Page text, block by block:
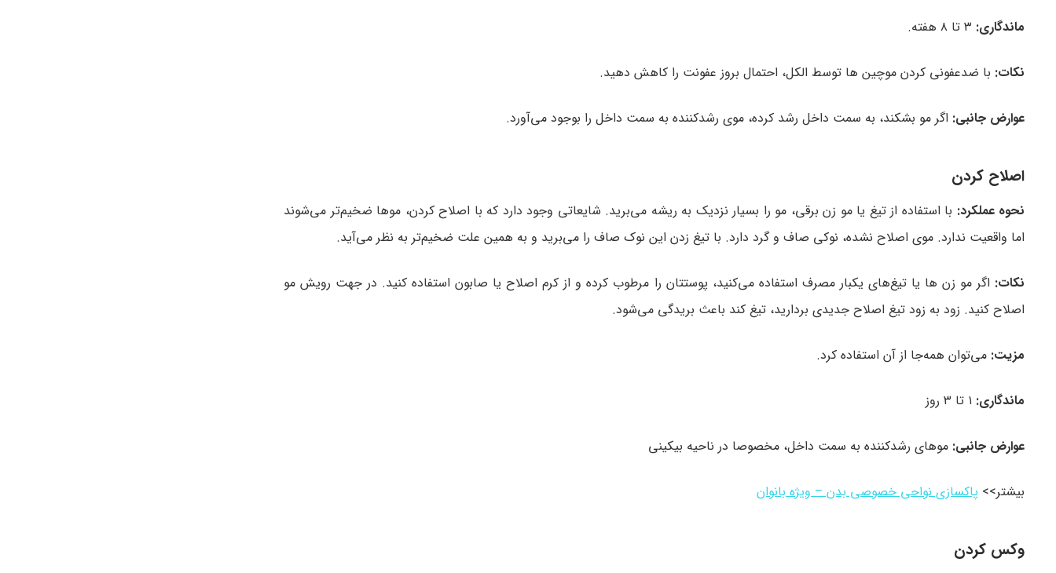
ماندگاری:
نکات: با ضدعفونی کردن موچین ها توسط الکل، احتمال بروز عفونت را کاهش دهید.
عوارض جانبی: اگر مو بشکند، به سمت داخل رشد کرده، موی رشدکننده به سمت داخل را بوجود می‌آورد.
اصلاح کردن
نحوه عملکرد: با استفاده از تیغ یا مو زن برقی، مو را بسیار نزدیک به ریشه می‌برید. شایعاتی وجود دارد که با اصلاح کردن، موها ضخیم‌تر می‌شوند
اما واقعیت ندارد. موی اصلاح نشده، نوکی صاف و گرد دارد. با تیغ زدن این نوک صاف را می‌برید و به همین علت ضخیم‌تر به نظر می‌آید.
نکات: اگر مو زن ها یا تیغ‌های یکبار مصرف استفاده می‌کنید، پوستتان را مرطوب کرده و از کرم اصلاح یا صابون استفاده کنید. در جهت رویش مو
اصلاح کنید. زود به زود تیغ اصلاح جدیدی بردارید، تیغ کند باعث بریدگی می‌شود.
مزیت: می‌توان همه‌جا از آن استفاده کرد.
ماندگاری:
عوارض جانبی: موهای رشدکننده به سمت داخل، مخصوصا در ناحیه بیکینی
بیشتر>> پاکسازی نواحی خصوصی بدن – ویژه بانوان
وکس کردن